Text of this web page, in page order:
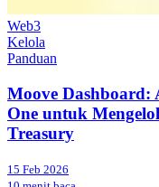
Web3
Kelola
Panduan
Moove Dashboard:
One untuk
Treasury
15 Feb 2026